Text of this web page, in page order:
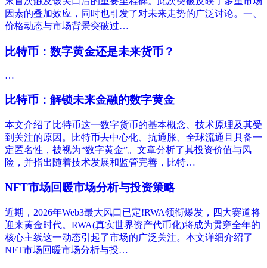
因素的叠加效应，同时也引发了对未来走势的广泛讨论。一、
价格动态与市场背景‌突破过…
比特币：数字黄金还是未来货币？
…
比特币：解锁未来金融的数字黄金
本文介绍了比特币这一数字货币的基本概念、技术原理及其受
到关注的原因。比特币去中心化、抗通胀、全球流通且具备一
定匿名性，被视为“数字黄金”。文章分析了其投资价值与风
险，并指出随着技术发展和监管完善，比特…
NFT市场回暖市场分析与投资策略
近期，2026年Web3最大风口已定!RWA领衔爆发，四大赛道将
迎来黄金时代。RWA(真实世界资产代币化)将成为贯穿全年的
核心主线这一动态引起了市场的广泛关注。本文详细介绍了
NFT市场回暖市场分析与投…